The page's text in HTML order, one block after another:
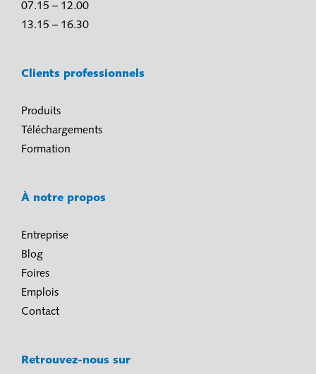
07.15 – 12.00
13.15 – 16.30
Clients professionnels
Produits
Téléchargements
Formation
À notre propos
Entreprise
Blog
Foires
Emplois
Contact
Retrouvez-nous sur